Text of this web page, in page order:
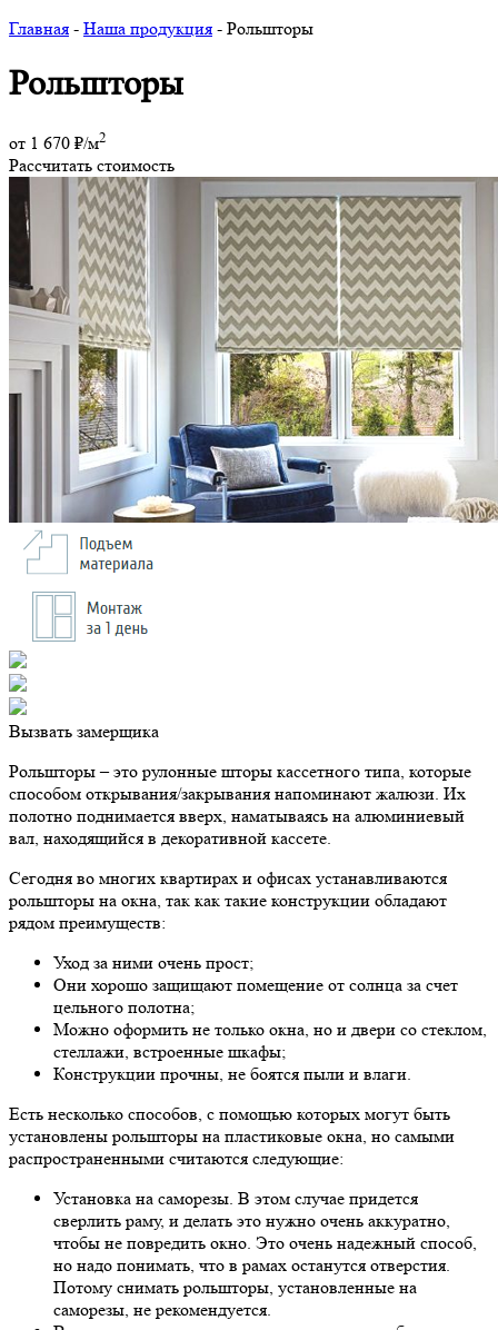
Главная - Наша продукция - Рольшторы
Рольшторы
от 1 670 ₽/м2
Рассчитать стоимость
Вызвать замерщика
Рольшторы – это рулонные шторы кассетного типа, которые
способом открывания/закрывания напоминают жалюзи. Их
полотно поднимается вверх, наматываясь на алюминиевый
вал, находящийся в декоративной кассете.
Сегодня во многих квартирах и офисах устанавливаются
рольшторы на окна, так как такие конструкции обладают
рядом преимуществ:
Уход за ними очень прост;
Они хорошо защищают помещение от солнца за счет
цельного полотна;
Можно оформить не только окна, но и двери со стеклом,
стеллажи, встроенные шкафы;
Конструкции прочны, не боятся пыли и влаги.
Есть несколько способов, с помощью которых могут быть
установлены рольшторы на пластиковые окна, но самыми
распространенными считаются следующие:
Установка на саморезы. В этом случае придется
сверлить раму, и делать это нужно очень аккуратно,
чтобы не повредить окно. Это очень надежный способ,
но надо понимать, что в рамах останутся отверстия.
Потому снимать рольшторы, установленные на
саморезы, не рекомендуется.